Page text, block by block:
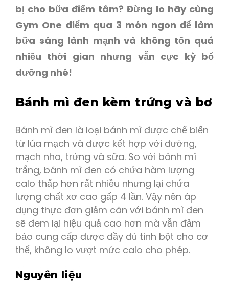
bị cho bữa điểm tâm? Đừng lo hãy cùng
Gym One điểm qua 3 món ngon để làm
bữa sáng lành mạnh và không tốn quá
nhiều thời gian nhưng vẫn cực kỳ bổ
dưỡng nhé!
Bánh mì đen kèm trứng và bơ
Bánh mì đen là loại bánh mì được chế biến
từ lúa mạch và được kết hợp với đường,
mạch nha, trứng và sữa. So với bánh mì
trắng, bánh mì đen có chứa hàm lượng
calo thấp hơn rất nhiều nhưng lại chứa
lượng chất xơ cao gấp 4 lần. Vậy nên áp
dụng thực đơn giảm cân với bánh mì đen
sẽ đem lại hiệu quả cao hơn mà vẫn đảm
bảo cung cấp được đầy đủ tinh bột cho cơ
thể, không lo vượt mức calo cho phép.
Nguyên liệu